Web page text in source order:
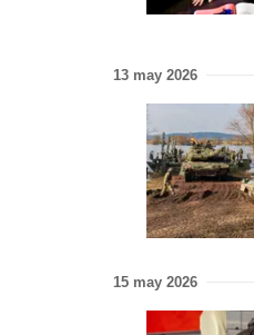
13 may 2026
15 may 2026